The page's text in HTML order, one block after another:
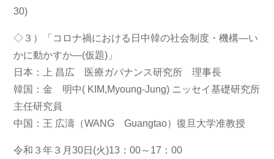
30)
◇３）「コロナ禍における日中韓の社会制度・機構―い
かに動かすか―(仮題)」
日本：上 昌広 医療ガバナンス研究所 理事長
韓国：金 明中( KIM,Myoung-Jung) ニッセイ基礎研究所
主任研究員
中国：王 広濤（WANG Guangtao）復旦大学准教授
令和３年３月30日(火)13：00～17：00